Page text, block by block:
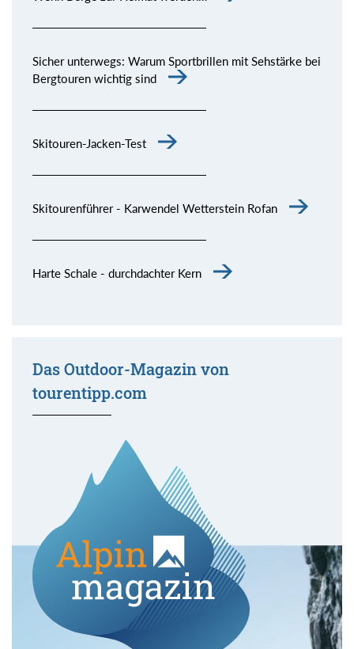
Sicher unterwegs: Warum Sportbrillen mit Sehstärke bei
Bergtouren wichtig sind
Skitouren-Jacken-Test
Skitourenführer - Karwendel Wetterstein Rofan
Harte Schale - durchdachter Kern
Das Outdoor-Magazin von
tourentipp.com